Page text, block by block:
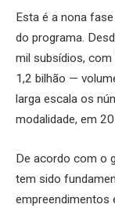
Esta é a nona
do programa.
mil subsídios,
1,2 bilhão —
larga escala os
modalidade, em
De acordo com o
tem sido
empreendimentos